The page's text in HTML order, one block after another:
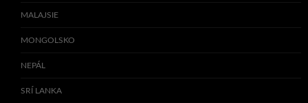
MALAJSIE
MONGOLSKO
NEPÁL
SRÍ LANKA